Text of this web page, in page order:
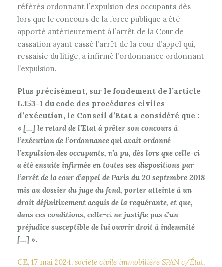
référés ordonnant l’expulsion des occupants dès
lors que le concours de la force publique a été
apporté antérieurement à l’arrêt de la Cour de
cassation ayant cassé l’arrêt de la cour d’appel qui,
ressaisie du litige, a infirmé l’ordonnance ordonnant
l’expulsion.
Plus précisément, sur le fondement de l’article
L.153-1 du code des procédures civiles
d’exécution, le Conseil d’Etat a considéré que :
« […] le retard de l’Etat à prêter son concours à
l’exécution de l’ordonnance qui avait ordonné
l’expulsion des occupants, n’a pu, dès lors que celle-ci
a été ensuite infirmée en toutes ses dispositions par
l’arrêt de la cour d’appel de Paris du 20 septembre 2018
mis au dossier du juge du fond, porter atteinte à un
droit définitivement acquis de la requérante, et que,
dans ces conditions, celle-ci ne justifie pas d’un
préjudice susceptible de lui ouvrir droit à indemnité
[…] ».
CE, 17 mai 2024, société civile immobilière SPAN c/État,